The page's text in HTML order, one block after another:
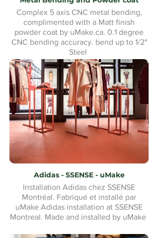
Complex 5 axis CNC metal bending,
complimented with a Matt finish
powder coat by uMake.ca. 0.1 degree
CNC bending accuracy. bend up to 1/2"
Steel
Adidas - SSENSE - uMake
Installation Adidas chez SSENSE
Montréal. Fabriqué et installé par
uMake Adidas installation at SSENSE
Montreal. Made and installed by uMake